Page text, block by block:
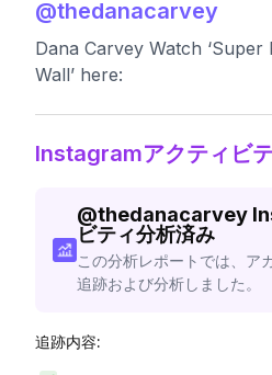
@thedanacarvey
Dana Carvey Watch ‘Super
Wall’ here:
Instagramアクティビ
@thedanacarvey
ビティ分析済み
この分析レポートでは、ア
追跡および分析しました。
追跡内容: